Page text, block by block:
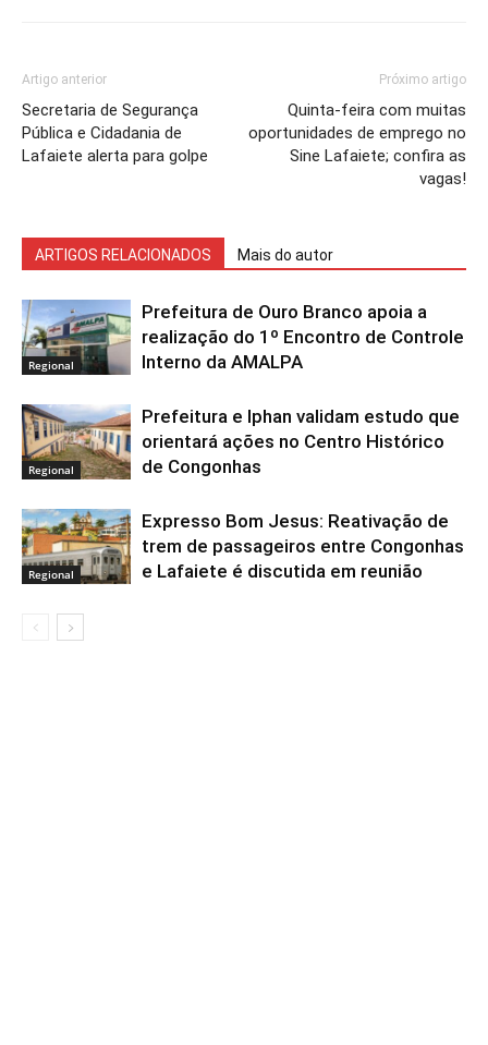
Artigo anterior
Secretaria de Segurança
Pública e Cidadania de
Lafaiete alerta para golpe
Próximo artigo
Quinta-feira com muitas
oportunidades de emprego no
Sine Lafaiete; confira as
vagas!
ARTIGOS RELACIONADOS Mais do autor
Regional
Prefeitura de Ouro Branco apoia a
realização do 1º Encontro de Controle
Interno da AMALPA
Regional
Prefeitura e Iphan validam estudo que
orientará ações no Centro Histórico
de Congonhas
Regional
Expresso Bom Jesus: Reativação de
trem de passageiros entre Congonhas
e Lafaiete é discutida em reunião